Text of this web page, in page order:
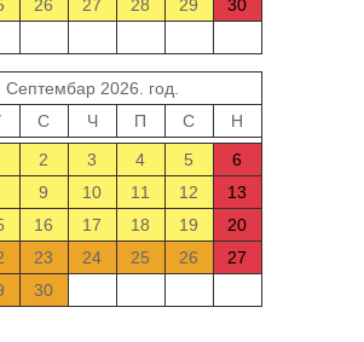
26 27 28 29
30
Септембар 2026. год.
С Ч П С
Н
2 3 4 5
6
9 10 11 12
13
16 17 18 19
20
23 24 25 26
27
30